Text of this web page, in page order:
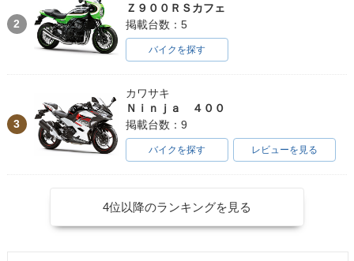
2
Ｚ９００ＲＳカフェ
掲載台数：5
バイクを探す
3
カワサキ
Ｎｉｎｊａ ４００
掲載台数：9
バイクを探す レビューを見る
4位以降のランキングを見る